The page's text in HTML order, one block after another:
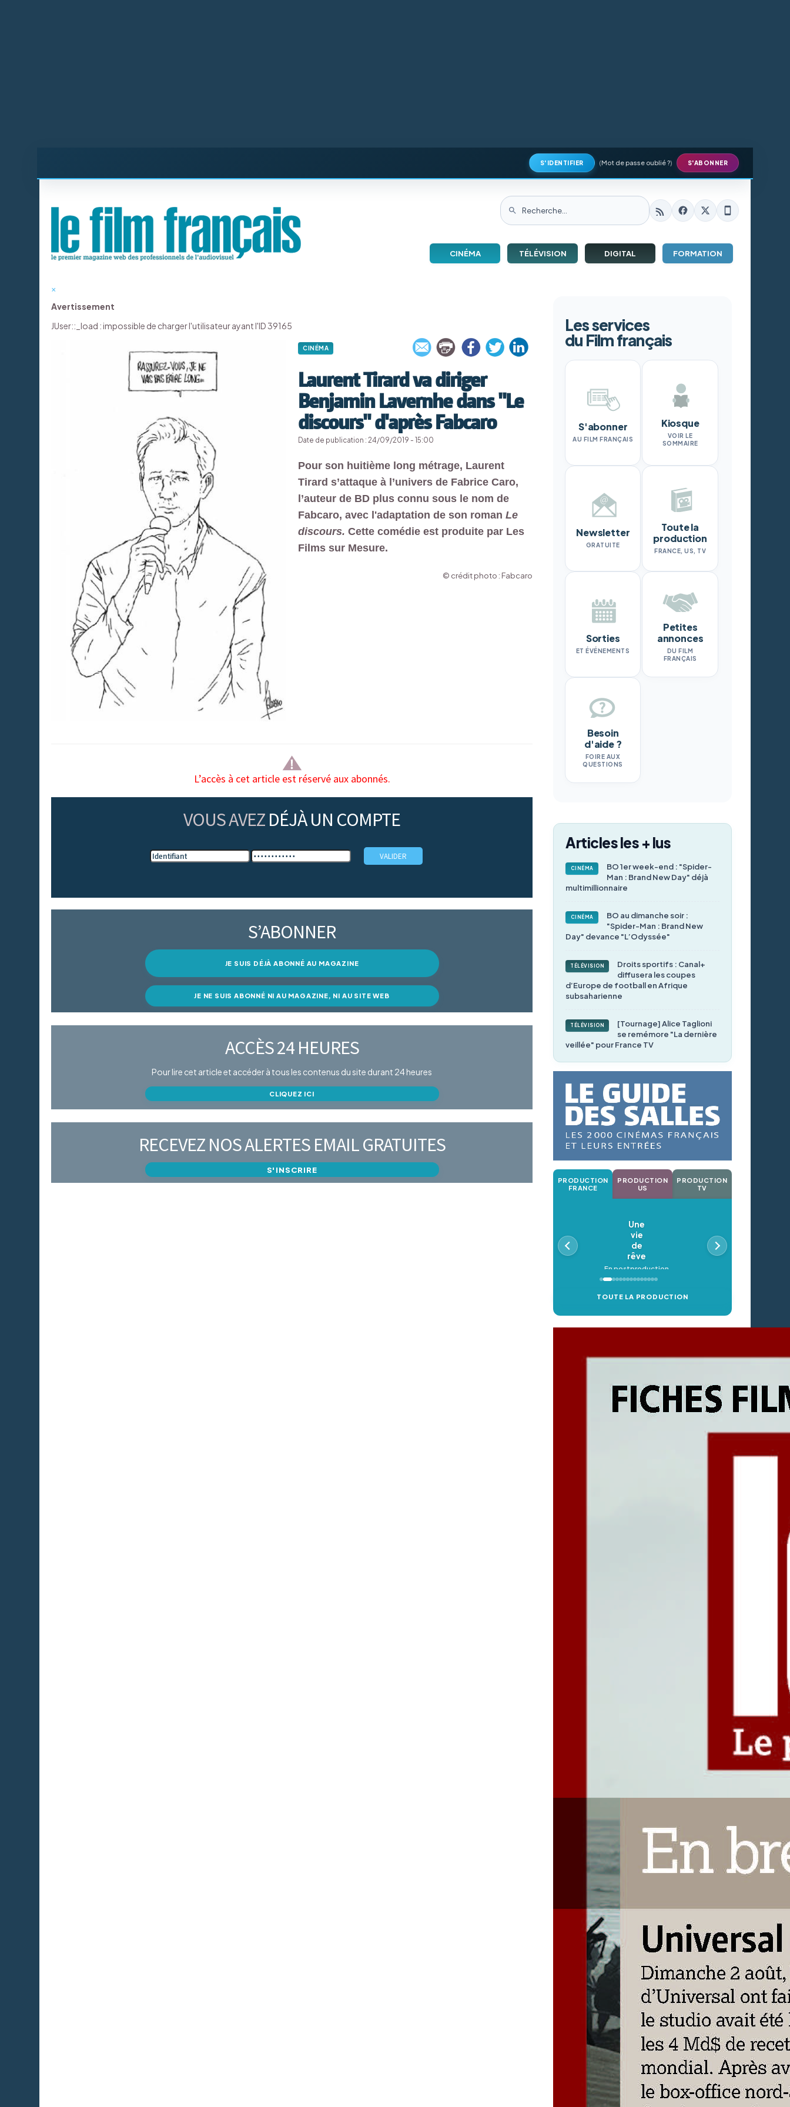
S'IDENTIFIER (Mot de passe oublié ?) S'ABONNER
CINÉMA TÉLÉVISION DIGITAL FORMATION
×
Avertissement
JUser::_load : impossible de charger l'utilisateur ayant l'ID 39165
CINÉMA
Laurent Tirard va diriger
Benjamin Lavernhe dans "Le
discours" d'après Fabcaro
Date de publication : 24/09/2019 - 15:00
Pour son huitième long métrage, Laurent
Tirard s’attaque à l’univers de Fabrice Caro,
l’auteur de BD plus connu sous le nom de
Fabcaro, avec l'adaptation de son roman Le
discours. Cette comédie est produite par Les
Films sur Mesure.
© crédit photo : Fabcaro
L’accès à cet article est réservé aux abonnés.
VOUS AVEZ DÉJÀ UN COMPTE
S’ABONNER
JE SUIS DÉJÀ ABONNÉ AU MAGAZINE
JE NE SUIS ABONNÉ NI AU MAGAZINE, NI AU SITE WEB
ACCÈS 24 HEURES
Pour lire cet article et accéder à tous les contenus du site durant 24 heures
CLIQUEZ ICI
RECEVEZ NOS ALERTES EMAIL GRATUITES
S'INSCRIRE
Les services
du Film français
S'abonner
AU FILM FRANÇAIS
Kiosque
VOIR LE
SOMMAIRE
Newsletter
GRATUITE
Toute la
production
FRANCE, US, TV
Sorties
ET ÉVÉNEMENTS
Petites
annonces
DU FILM
FRANÇAIS
Besoin
d'aide ?
FOIRE AUX
QUESTIONS
Articles les + lus
CINÉMA
BO 1er week-end : "Spider-
Man : Brand New Day" déjà
multimillionnaire
CINÉMA
BO au dimanche soir :
"Spider-Man : Brand New
Day" devance "L’Odyssée"
TÉLÉVISION
Droits sportifs : Canal+
diffusera les coupes
d’Europe de football en Afrique
subsaharienne
TÉLÉVISION
[Tournage] Alice Taglioni
se remémore "La dernière
veillée" pour France TV
PRODUCTION
FRANCE
PRODUCTION
US
PRODUCTION
TV
Une
vie
de
rêve
En postproduction
TOUTE LA PRODUCTION